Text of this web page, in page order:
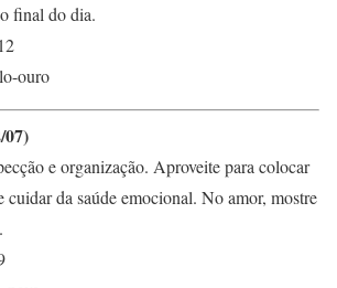
final do dia.
12
ouro
07)
e organização. Aproveite para colocar
cuidar da saúde emocional. No amor, mostre